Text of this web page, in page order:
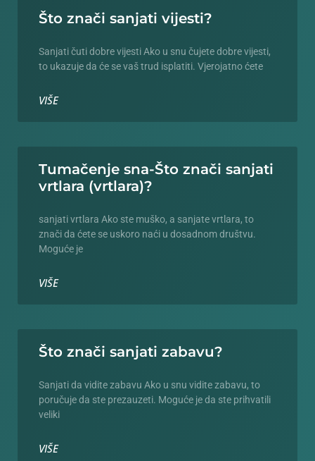
Što znači sanjati vijesti?
Sanjati čuti dobre vijesti Ako u snu čujete dobre vijesti,
to ukazuje da će se vaš trud isplatiti. Vjerojatno ćete
VIŠE
Tumačenje sna-Što znači sanjati
vrtlara (vrtlara)?
sanjati vrtlara Ako ste muško, a sanjate vrtlara, to
znači da ćete se uskoro naći u dosadnom društvu.
Moguće je
VIŠE
Što znači sanjati zabavu?
Sanjati da vidite zabavu Ako u snu vidite zabavu, to
poručuje da ste prezauzeti. Moguće je da ste prihvatili
veliki
VIŠE